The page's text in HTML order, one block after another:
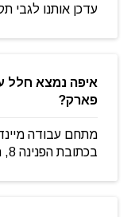
עדכן אותנו לגבי
איפה נמצא חלל
פארק?
מתחם עבודה
בכתובת הפנינה 8, רעננה, ישראל.